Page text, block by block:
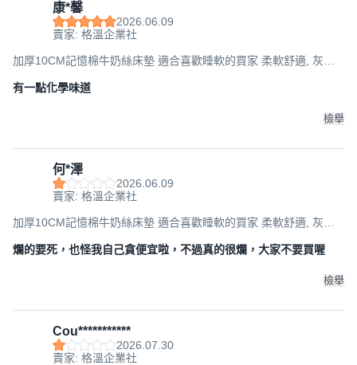
康*馨
2026.06.09
賣家: 格溫企業社
加厚10CM記憶棉牛奶絲床墊 適合喜歡睡軟的買家 柔軟舒適, 灰色,
有一點化學味道
檢舉
何*澤
2026.06.09
賣家: 格溫企業社
加厚10CM記憶棉牛奶絲床墊 適合喜歡睡軟的買家 柔軟舒適, 灰色,
爛的要死，也怪我自己貪便宜啦，不過真的很爛，大家不要買喔
檢舉
Cou***********
2026.07.30
賣家: 格溫企業社